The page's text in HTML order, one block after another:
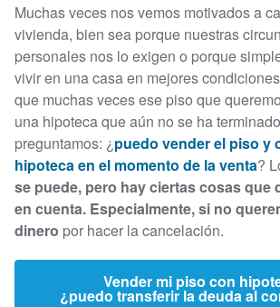
Muchas veces nos vemos motivados a
vivienda, bien sea porque nuestras
personales nos lo exigen o porque
vivir en una casa en mejores
que muchas veces ese piso que
una hipoteca que aún no se ha
preguntamos: ¿puedo vender el piso y
hipoteca en el momento de la venta?
se puede, pero hay ciertas cosas que
en cuenta. Especialmente, si no
dinero por hacer la cancelación.
Vender mi piso con
¿puedo transferir la deuda al